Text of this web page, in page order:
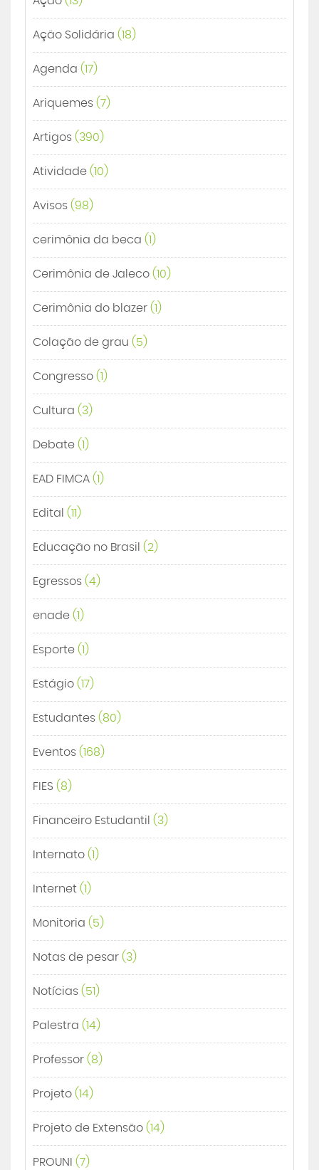
Ação Solidária (18)
Agenda (17)
Ariquemes (7)
Artigos (390)
Atividade (10)
Avisos (98)
cerimônia da beca (1)
Cerimônia de Jaleco (10)
Cerimônia do blazer (1)
Colação de grau (5)
Congresso (1)
Cultura (3)
Debate (1)
EAD FIMCA (1)
Edital (11)
Educação no Brasil (2)
Egressos (4)
enade (1)
Esporte (1)
Estágio (17)
Estudantes (80)
Eventos (168)
FIES (8)
Financeiro Estudantil (3)
Internato (1)
Internet (1)
Monitoria (5)
Notas de pesar (3)
Notícias (51)
Palestra (14)
Professor (8)
Projeto (14)
Projeto de Extensão (14)
PROUNI (7)